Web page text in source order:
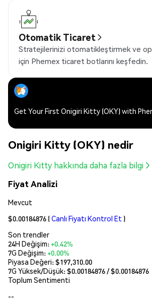
Otomatik Ticaret
Stratejilerinizi otomatikleştirmek ve
için Phemex ticaret botlarını keşfedin.
Get Your First Onigiri Kitty (OKY) with
Onigiri Kitty (OKY) nedir
Onigiri Kitty hakkında daha fazla bilgi
Fiyat Analizi
Mevcut
$0.00184876 (Canlı Fiyatı Kontrol Et )
Son trendler
24H Değişim:+0.42%
7G Değişim:+0.00%
Piyasa Değeri:$197,310.00
7G Yüksek/Düşük: $0.00184876/ $0.00184876
Toplum Sentimenti
--